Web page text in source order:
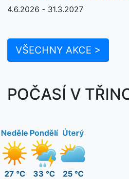
4.6.2026 - 31.3.2027
VŠECHNY AKCE >
POČASÍ V
Neděle
27 °C
Pondělí
33 °C
Úterý
25 °C